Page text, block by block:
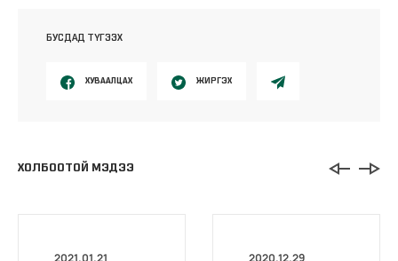
БУСДАД ТҮГЭЭХ
ХУВААЛЦАХ ЖИРГЭХ
ХОЛБООТОЙ МЭДЭЭ
2021.01.21 2020.12.29